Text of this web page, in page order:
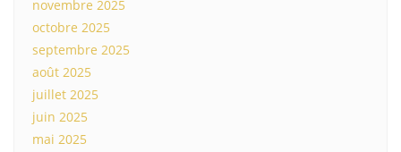
novembre 2025
octobre 2025
septembre 2025
août 2025
juillet 2025
juin 2025
mai 2025